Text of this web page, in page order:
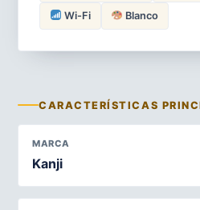
Wi-Fi Blanco
CARACTERÍSTICAS
MARCA
Kanji